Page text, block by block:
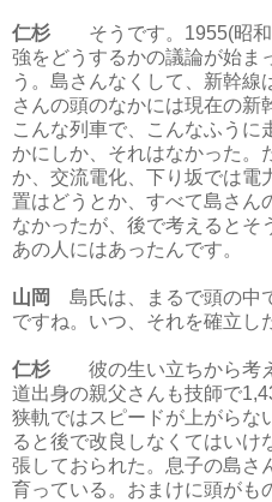
仁杉
そうです。1955(昭
強をどうするかの議論が始ま
う。島さんなくして、新幹線
さんの頭のなかには現在の新
こんな列車で、こんなふうに
かにしか、それはなかった。
か、交流電化、下り坂では電
置はどうとか、すべて島さん
なかったが、後で考えるとそ
あの人にはあったんです。
山岡
島氏は、まるで頭の中
ですね。いつ、それを確立し
仁杉
彼の生い立ちから考
道出身の親父さんも技師で
狭軌ではスピードが上がらな
ると後で改良しなくてはいけ
張しておられた。息子の島さ
育っている。おまけに頭がも